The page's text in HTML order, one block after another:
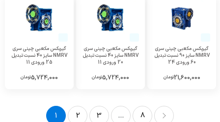
گیربکس مکعبی چینی سری
NMRV سایز 90 نسبت تبدیل
60 ورودی 24
21,600,000تومان
گیربکس مکعبی چینی سری
NMRV سایز 40 نسبت تبدیل
20 ورودی 11
5,724,000تومان
گیربکس مکعبی چینی سری
NMRV سایز 40 نسبت تبدیل
25 ورودی 11
5,724,000تومان
1 2 3 ... 8